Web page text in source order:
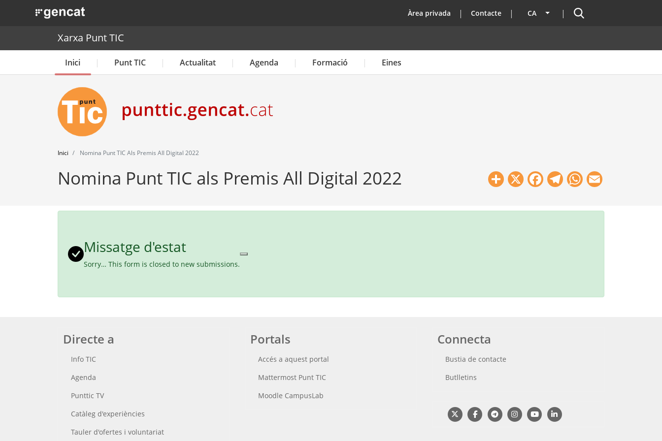
. Obre en una nova finestra. top
Àrea privada Contacte CA Llista les accions addicionals
Cercador
Xarxa Punt TIC
Inici Punt TIC Actualitat Agenda Formació Eines
Inici Nomina Punt TIC Als Premis All Digital 2022
Nomina Punt TIC als Premis All Digital 2022 Share
X Facebook
Telegram
WhatsApp
Missatge d'estat
Sorry… This form is closed to new submissions.
Directe a
Info TIC
Agenda
Punttic TV
Catàleg d'experiències
Tauler d'ofertes i voluntariat
Portals
Accés a aquest portal
Mattermost Punt TIC
Moodle CampusLab
Connecta
Bustia de contacte
Butlletins